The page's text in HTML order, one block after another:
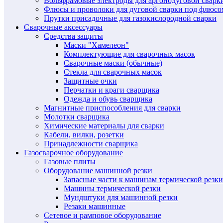
Флюсы и проволоки для дуговой сварки под
Прутки присадочные для газокислородной сварки
Сварочные аксессуары
Средства защиты
Маски "Хамелеон"
Комплектующие для сварочных масок
Сварочные маски (обычные)
Стекла для сварочных масок
Защитные очки
Перчатки и краги сварщика
Одежда и обувь сварщика
Магнитные приспособления для сварки
Молотки сварщика
Химические материалы для сварки
Кабели, вилки, розетки
Принадлежности сварщика
Газосварочное оборудование
Газовые плиты
Оборудование машинной резки
Запасные части к машинам термической резки
Машины термической резки
Мундштуки для машинной резки
Резаки машинные
Сетевое и рамповое оборудование